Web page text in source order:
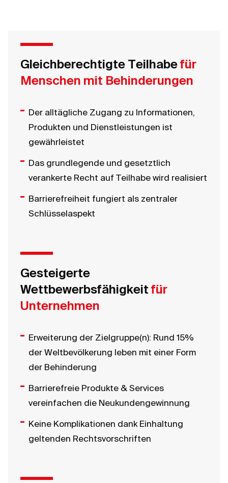
Gleichberechtigte Teilhabefür
Menschen mit Behinderungen
Der alltägliche Zugang zu Informationen,
Produkten und Dienstleistungen ist
gewährleistet
Das grundlegende und gesetztlich
verankerte Recht auf Teilhabe wird realisiert
Barrierefreiheit fungiert als zentraler
Schlüsselaspekt
Gesteigerte
Wettbewerbsfähigkeitfür
Unternehmen
Erweiterung der Zielgruppe(n): Rund 15%
der Weltbevölkerung leben mit einer Form
der Behinderung
Barrierefreie Produkte & Services
vereinfachen die Neukundengewinnung
Keine Komplikationen dank Einhaltung
geltenden Rechtsvorschriften